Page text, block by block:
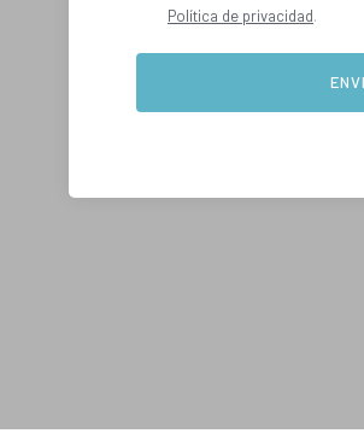
Política de privacidad.